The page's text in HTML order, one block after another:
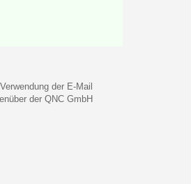
der E-Mail
der QNC GmbH